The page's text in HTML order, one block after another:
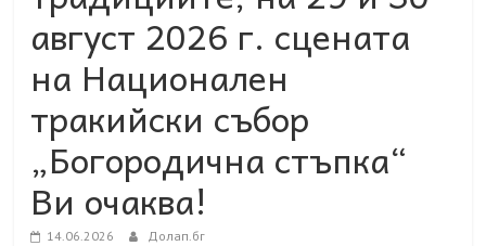
август 2026 г. сцената
на Национален
тракийски събор
„Богородична стъпка“
Ви очаква!
14.06.2026 Долап.бг